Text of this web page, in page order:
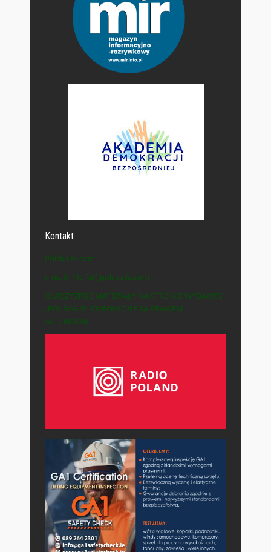
Kontakt
Polska-IE.com
e-mail: info (at) polska-ie.com
© WSZYSTKIE MATERIAŁY NA STRONIE WYDAWCY
„POLSKA-IE” CHRONIONE SĄ PRAWEM
AUTORSKIM.